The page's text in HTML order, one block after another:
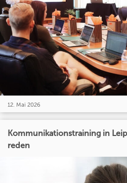
12. Mai 2026
Kommunikationstraining in
reden